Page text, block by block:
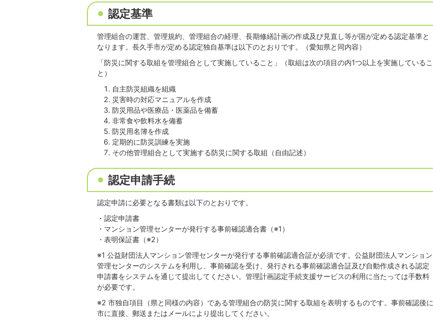
認定基準
管理組合の運営、管理規約、管理組合の経理、長期修繕計画の作成及び見直し等が国が定める認定基準と
なります。長久手市が定める認定独自基準は以下のとおりです。（愛知県と同内容）
「防災に関する取組を管理組合として実施していること」（取組は次の項目の内1つ以上を実施しているこ
と）
自主防災組織を組織
災害時の対応マニュアルを作成
防災用品や医療品・医薬品を備蓄
非常食や飲料水を備蓄
防災用名簿を作成
定期的に防災訓練を実施
その他管理組合として実施する防災に関する取組（自由記述）
認定申請手続
認定申請に必要となる書類は以下のとおりです。
・認定申請書
・マンション管理センターが発行する事前確認適合書（※1）
・表明保証書（※2）
※1 公益財団法人マンション管理センターが発行する事前確認適合証が必須です。公益財団法人マンション
管理センターのシステムを利用し、事前確認を受け、発行される事前確認適合証及び自動作成される認定
申請書をシステムを通じて提出してください。管理計画認定手続支援サービスの利用に当たっては手数料
が必要です。
※2 市独自項目（県と同様の内容）である管理組合の防災に関する取組を表明するものです。事前確認後に
市に直接、郵送またはメールにより提出してください。